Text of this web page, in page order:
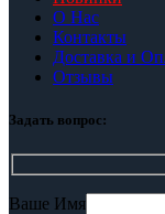
О Нас
Контакты
Доставка и
Отзывы
Задать вопрос:
Ваше Имя